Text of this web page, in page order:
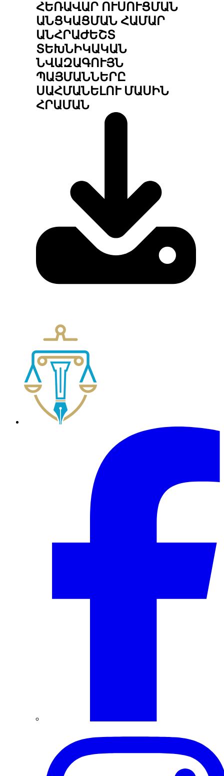
ՀԵՌԱՎԱՐ ՈՒՍՈՒՑՄԱՆ
ԱՆՑԿԱՑՄԱՆ ՀԱՄԱՐ
ԱՆՀՐԱԺԵՇՏ
ՏԵԽՆԻԿԱԿԱՆ
ՆՎԱԶԱԳՈՒՅՆ
ՊԱՅՄԱՆՆԵՐԸ
ՍԱՀՄԱՆԵԼՈՒ ՄԱՍԻՆ
ՀՐԱՄԱՆ